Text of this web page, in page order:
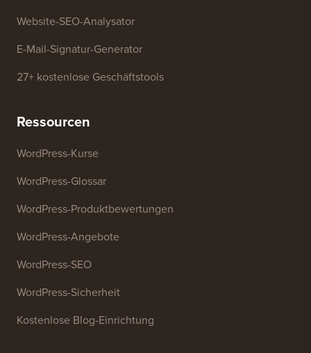
Generator für Geschäftsnamen
WordPress-Theme-Detektor
SEO-Keyword-Generator
Website-SEO-Analysator
E-Mail-Signatur-Generator
27+ kostenlose Geschäftstools
Ressourcen
WordPress-Kurse
WordPress-Glossar
WordPress-Produktbewertungen